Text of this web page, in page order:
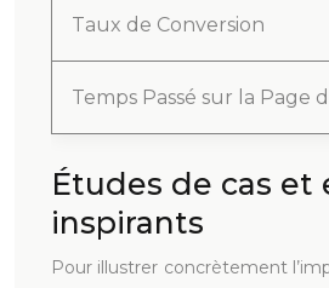
Taux de Conversion
Temps Passé sur la Page
Études de cas et
inspirants
Pour illustrer concrètement